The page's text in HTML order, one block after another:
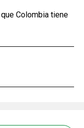
Colombia tiene